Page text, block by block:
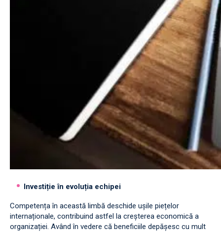
Investiție în evoluția echipei
Competența în această limbă deschide ușile piețelor
internaționale, contribuind astfel la creșterea economică a
organizației. Având în vedere că beneficiile depășesc cu mult